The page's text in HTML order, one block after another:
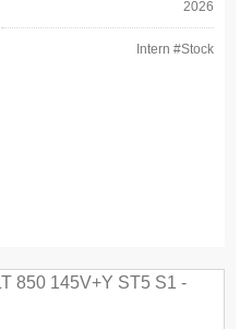
2026
Intern #Stock